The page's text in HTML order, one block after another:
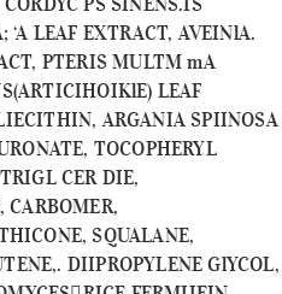
‘A LEAF EXTRACT, AVEINlA.
PTERIS MULTM mA
LEAF
ARGANIA SPIINOSA
TOCOPHERYL
CER DIE,
CARBOMER,
SQUALANE,
DIIPROPYLENE GlYCOL,